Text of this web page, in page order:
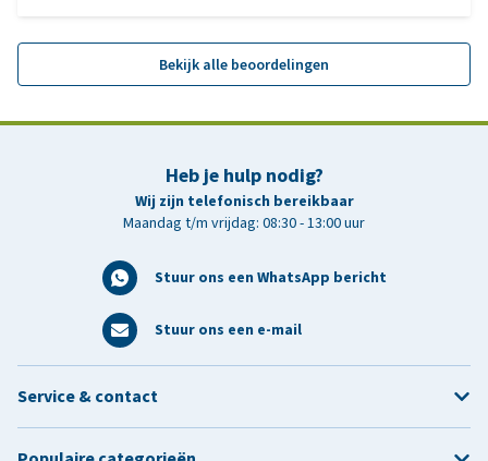
Bekijk alle beoordelingen
Heb je hulp nodig?
Wij zijn telefonisch bereikbaar
Maandag t/m vrijdag: 08:30 - 13:00 uur
Stuur ons een WhatsApp bericht
Stuur ons een e-mail
Service & contact